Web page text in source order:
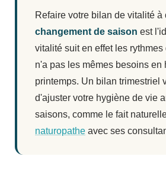
Refaire votre bilan de vitalité à
changement de saison est
vitalité suit en effet les rythmes
n'a pas les mêmes besoins en
printemps. Un bilan trimestriel
d'ajuster votre hygiène de vie
saisons, comme le fait
naturopathe avec ses